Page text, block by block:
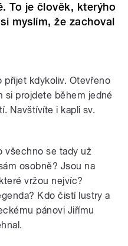
To je člověk, kterýho
myslím, že zachoval
přijet kdykoliv. Otevřeno
si projdete během jedné
Navštívíte i kapli sv.
všechno se tady už
osobně? Jsou na
vržou nejvíc?
Kdo čistí lustry a
pánovi Jiřímu